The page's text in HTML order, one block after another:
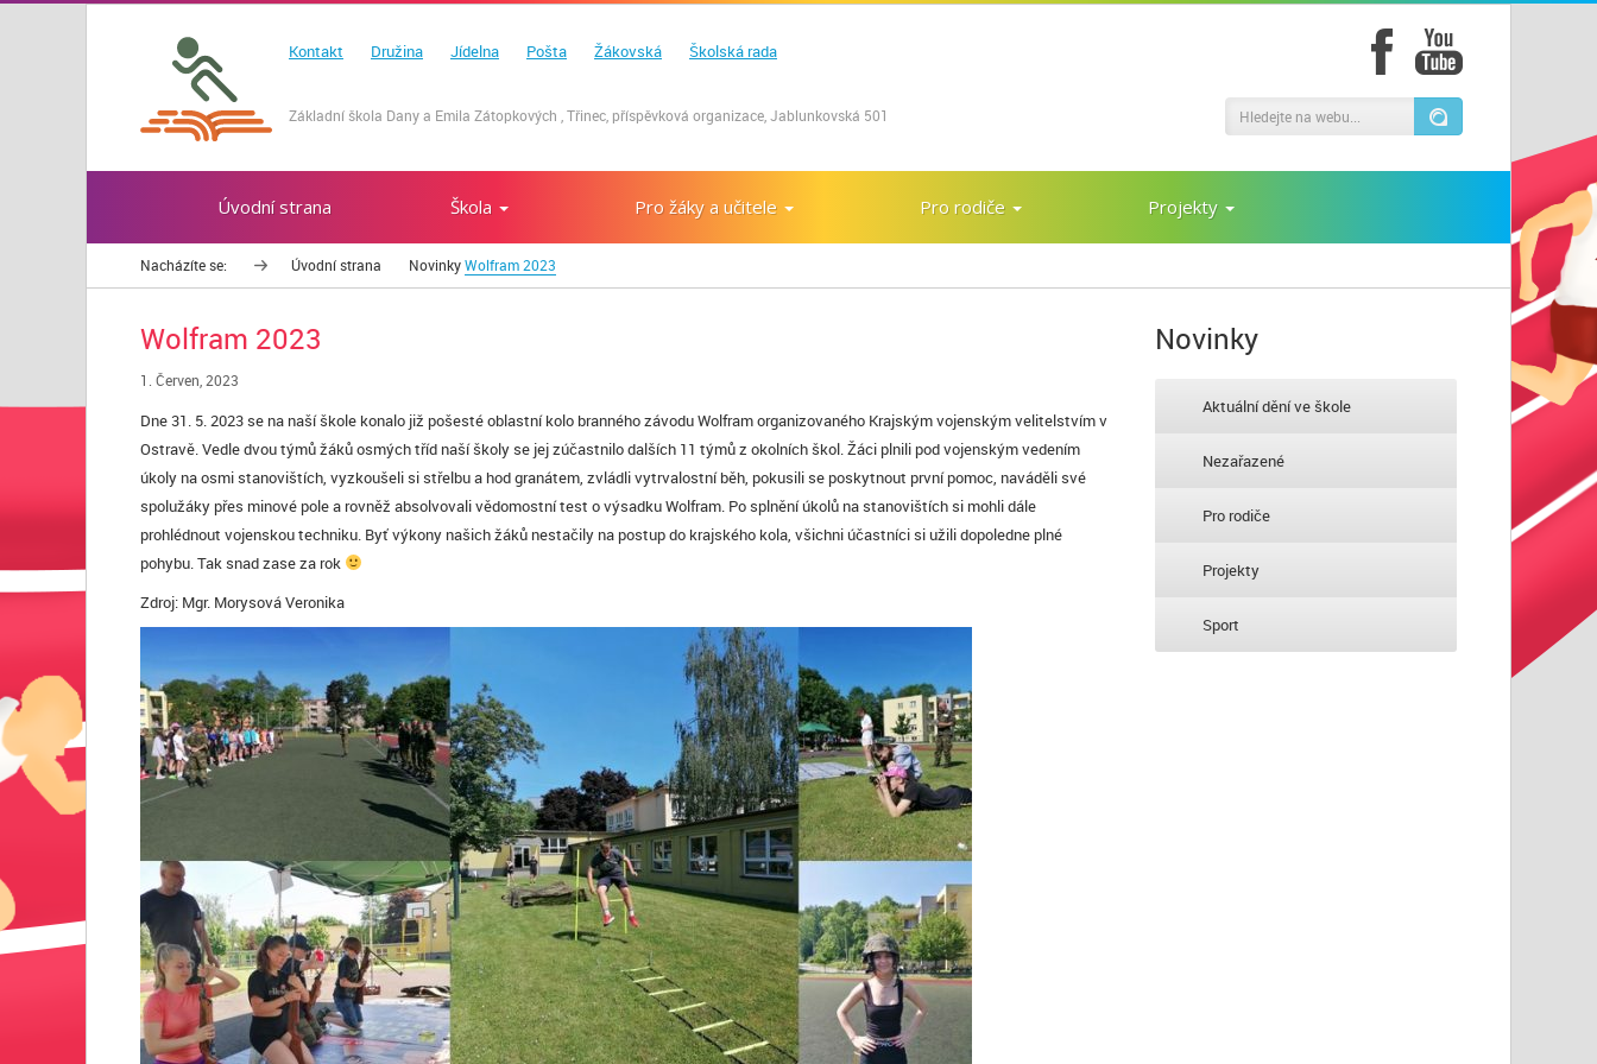
Kontakt Družina Jídelna Pošta Žákovská Školská rada
Základní škola Dany a Emila Zátopkových , Třinec, příspěvková organizace, Jablunkovská 501
Úvodní strana Škola Pro žáky a učitele Pro rodiče Projekty
Nacházíte se: Úvodní strana NovinkyWolfram 2023
Wolfram 2023
1. Červen, 2023
Dne 31. 5. 2023 se na naší škole konalo již pošesté oblastní kolo branného závodu Wolfram organizovaného Krajským vojenským velitelstvím v
Ostravě. Vedle dvou týmů žáků osmých tříd naší školy se jej zúčastnilo dalších 11 týmů z okolních škol. Žáci plnili pod vojenským vedením
úkoly na osmi stanovištích, vyzkoušeli si střelbu a hod granátem, zvládli vytrvalostní běh, pokusili se poskytnout první pomoc, naváděli své
spolužáky přes minové pole a rovněž absolvovali vědomostní test o výsadku Wolfram. Po splnění úkolů na stanovištích si mohli dále
prohlédnout vojenskou techniku. Byť výkony našich žáků nestačily na postup do krajského kola, všichni účastníci si užili dopoledne plné
pohybu. Tak snad zase za rok
Zdroj: Mgr. Morysová Veronika
Novinky
Aktuální dění ve škole
Nezařazené
Pro rodiče
Projekty
Sport